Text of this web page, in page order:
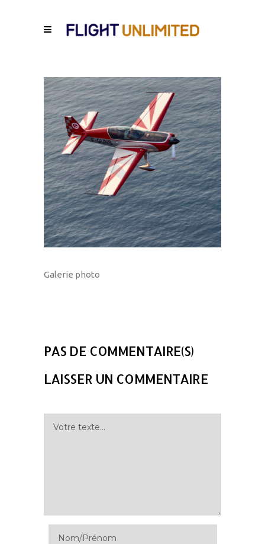
Galerie photo
PAS DE COMMENTAIRE(S)
LAISSER UN COMMENTAIRE